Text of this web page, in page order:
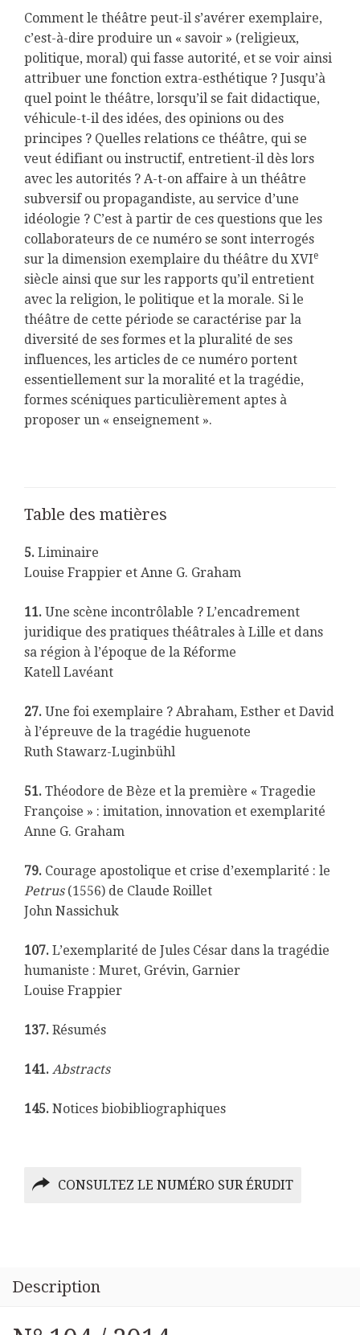
Comment le théâtre peut-il s’avérer exemplaire,
c’est-à-dire produire un « savoir » (religieux,
politique, moral) qui fasse autorité, et se voir ainsi
attribuer une fonction extra-esthétique ? Jusqu’à
quel point le théâtre, lorsqu’il se fait didactique,
véhicule-t-il des idées, des opinions ou des
principes ? Quelles relations ce théâtre, qui se
veut édifiant ou instructif, entretient-il dès lors
avec les autorités ? A-t-on affaire à un théâtre
subversif ou propagandiste, au service d’une
idéologie ? C’est à partir de ces questions que les
collaborateurs de ce numéro se sont interrogés
sur la dimension exemplaire du théâtre du XVIe
siècle ainsi que sur les rapports qu’il entretient
avec la religion, le politique et la morale. Si le
théâtre de cette période se caractérise par la
diversité de ses formes et la pluralité de ses
influences, les articles de ce numéro portent
essentiellement sur la moralité et la tragédie,
formes scéniques particulièrement aptes à
proposer un « enseignement ».
Table des matières
5. Liminaire
Louise Frappier et Anne G. Graham
11. Une scène incontrôlable ? L’encadrement
juridique des pratiques théâtrales à Lille et dans
sa région à l’époque de la Réforme
Katell Lavéant
27. Une foi exemplaire ? Abraham, Esther et David
à l’épreuve de la tragédie huguenote
Ruth Stawarz-Luginbühl
51. Théodore de Bèze et la première « Tragedie
Françoise » : imitation, innovation et exemplarité
Anne G. Graham
79. Courage apostolique et crise d’exemplarité : le
Petrus(1556) de Claude Roillet
John Nassichuk
107. L’exemplarité de Jules César dans la tragédie
humaniste : Muret, Grévin, Garnier
Louise Frappier
137. Résumés
141. Abstracts
145. Notices biobibliographiques
CONSULTEZ LE NUMÉRO SUR ÉRUDIT
Description